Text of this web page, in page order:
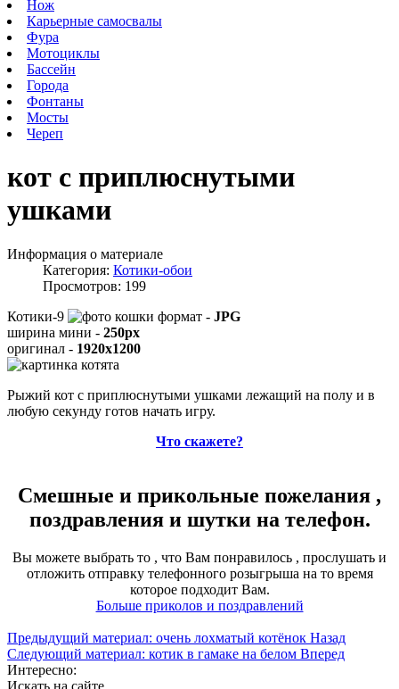
Нож
Карьерные самосвалы
Фура
Мотоциклы
Бассейн
Города
Фонтаны
Мосты
Череп
кот с приплюснутыми
ушками
Информация о материале
Категория: Котики-обои
Просмотров: 199
Котики-9
формат - JPG
ширина мини - 250px
оригинал - 1920x1200
Рыжий кот с приплюснутыми ушками лежащий на полу и в
любую секунду готов начать игру.
Что скажете?
Смешные и прикольные пожелания ,
поздравления и шутки на телефон.
Вы можете выбрать то , что Вам понравилось , прослушать и
отложить отправку телефонного розыгрыша на то время
которое подходит Вам.
Больше приколов и поздравлений
Предыдущий материал: очень лохматый котёнок Назад
Следующий материал: котик в гамаке на белом Вперед
Интересно:
Искать на сайте